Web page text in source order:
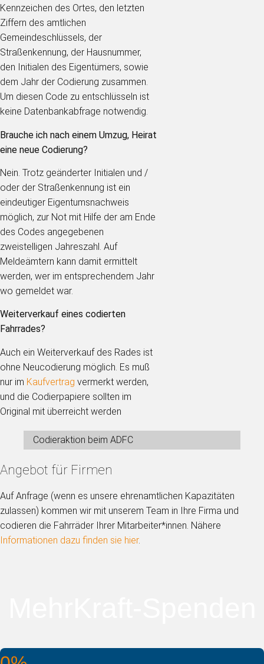
Kennzeichen des Ortes, den letzten
Ziffern des amtlichen
Gemeindeschlüssels, der
Straßenkennung, der Hausnummer,
den Initialen des Eigentümers, sowie
dem Jahr der Codierung zusammen.
Um diesen Code zu entschlüsseln ist
keine Datenbankabfrage notwendig.
Brauche ich nach einem Umzug, Heirat
eine neue Codierung?
Nein. Trotz geänderter Initialen und /
oder der Straßenkennung ist ein
eindeutiger Eigentumsnachweis
möglich, zur Not mit Hilfe der am Ende
des Codes angegebenen
zweistelligen Jahreszahl. Auf
Meldeämtern kann damit ermittelt
werden, wer im entsprechendem Jahr
wo gemeldet war.
Weiterverkauf eines codierten
Fahrrades?
Auch ein Weiterverkauf des Rades ist
ohne Neucodierung möglich. Es muß
nur im Kaufvertrag vermerkt werden,
und die Codierpapiere sollten im
Original mit überreicht werden
Codieraktion beim ADFC
Angebot für Firmen
Auf Anfrage (wenn es unsere ehrenamtlichen Kapazitäten
zulassen) kommen wir mit unserem Team in Ihre Firma und
codieren die Fahrräder Ihrer Mitarbeiter*innen. Nähere
Informationen dazu finden sie hier.